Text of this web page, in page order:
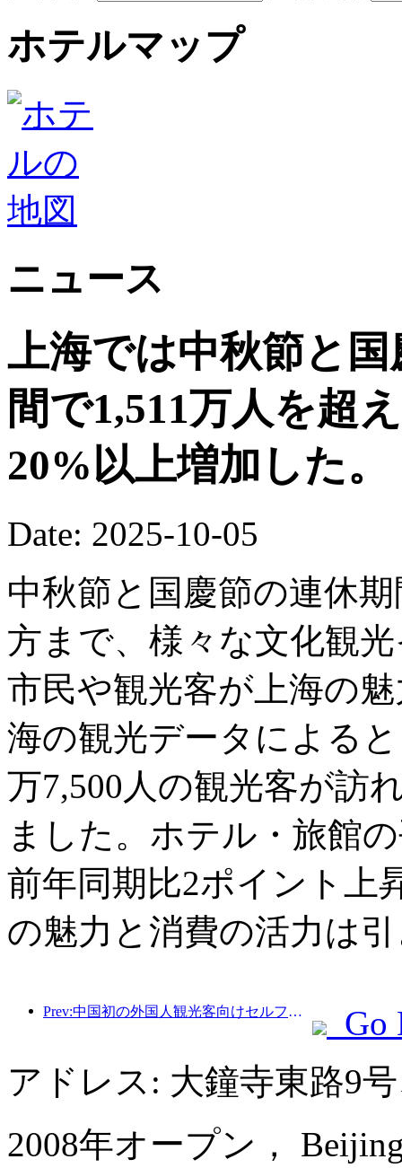
ホテルマップ
ニュース
上海では中秋節と
間で1,511万人を超
20%以上増加した。
Date: 2025-10-05
中秋節と国慶節の連休
方まで、様々な文化観
市民や観光客が上海の
海の観光データによる
万7,500人の観光客が訪
ました。ホテル・旅館
前年同期比2ポイント上
の魅力と消費の活力は
Prev:中国初の外国人観光客向けセルフサービス文化観光消費システムが上海で開始
Go
アドレス: 大鐘寺東路9
2008年オープン，